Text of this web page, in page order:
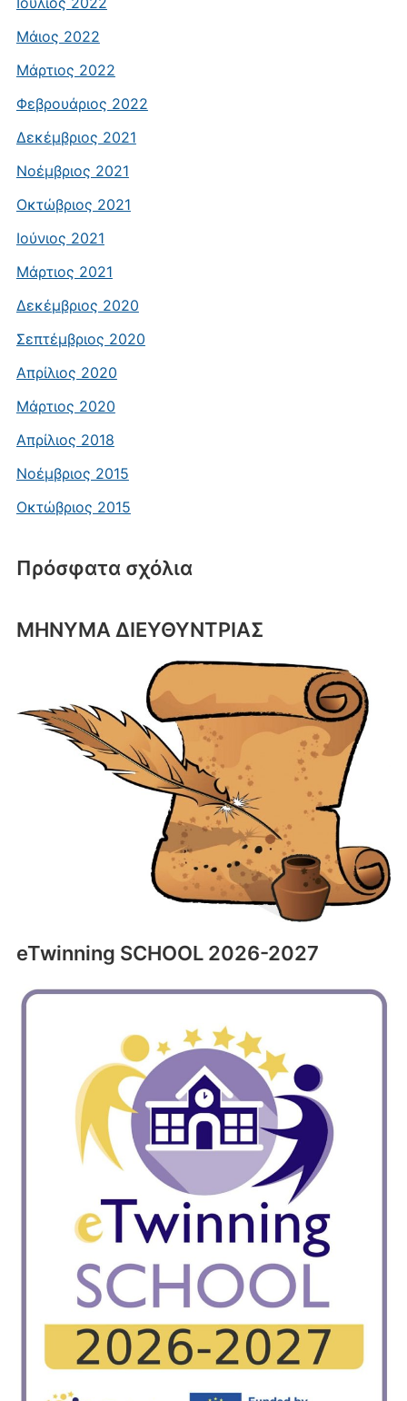
Μάιος 2022
Μάρτιος 2022
Φεβρουάριος 2022
Δεκέμβριος 2021
Νοέμβριος 2021
Οκτώβριος 2021
Ιούνιος 2021
Μάρτιος 2021
Δεκέμβριος 2020
Σεπτέμβριος 2020
Απρίλιος 2020
Μάρτιος 2020
Απρίλιος 2018
Νοέμβριος 2015
Οκτώβριος 2015
Πρόσφατα σχόλια
ΜΗΝΥΜΑ ΔΙΕΥΘΥΝΤΡΙΑΣ
eTwinning SCHOOL 2026-2027